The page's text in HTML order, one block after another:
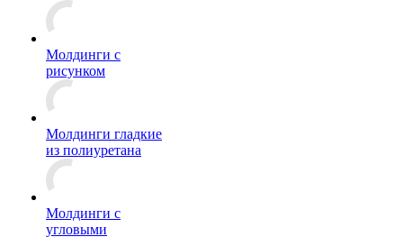
Молдинги c
рисунком
Молдинги гладкие
из полиуретана
Молдинги с
угловыми